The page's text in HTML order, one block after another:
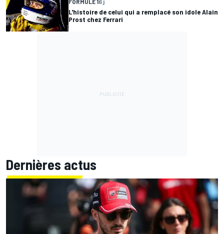
FORMULE 16 j
L'histoire de celui qui a remplacé son idole Alain
Prost chez Ferrari
Dernières actus